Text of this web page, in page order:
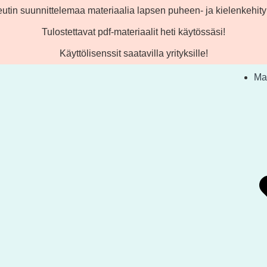
suunnittelemaa materiaalia lapsen puheen- ja
Tulostettavat pdf-materiaalit heti käytössäsi!
Käyttölisenssit saatavilla yrityksille!